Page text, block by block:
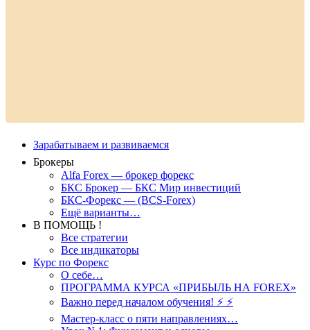
Зарабатываем и развиваемся
Брокеры
Alfa Forex — брокер форекс
БКС Брокер — БКС Мир инвестиций
БКС-Форекс — (BCS-Forex)
Ещё варианты…
В ПОМОЩЬ !
Все стратегии
Все индикаторы
Курс по Форекс
О себе…
ПРОГРАММА КУРСА «ПРИБЫЛЬ НА FOREX»
Важно перед началом обучения! ⚡ ⚡
Мастер-класс о пяти направлениях…